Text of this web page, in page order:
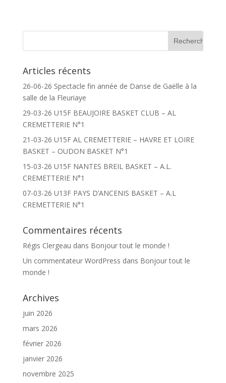
Articles récents
26-06-26 Spectacle fin année de Danse de Gaëlle à la
salle de la Fleuriaye
29-03-26 U15F BEAUJOIRE BASKET CLUB – AL
CREMETTERIE N°1
21-03-26 U15F AL CREMETTERIE – HAVRE ET LOIRE
BASKET – OUDON BASKET N°1
15-03-26 U15F NANTES BREIL BASKET – A.L.
CREMETTERIE N°1
07-03-26 U13F PAYS D’ANCENIS BASKET – A.L
CREMETTERIE N°1
Commentaires récents
Régis Clergeau dans Bonjour tout le monde !
Un commentateur WordPress dans Bonjour tout le
monde !
Archives
juin 2026
mars 2026
février 2026
janvier 2026
novembre 2025